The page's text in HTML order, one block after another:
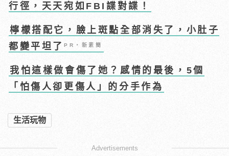
行徑，天天宛如FBI諜對諜！
檸檬搭配它，臉上斑點全部消失了，小肚子
都變平坦了 PR・新素簡
我怕這樣做會傷了她？感情的最後，5個
「怕傷人卻更傷人」的分手作為
生活玩物
Advertisements